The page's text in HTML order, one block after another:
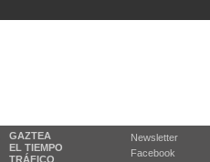
GAZTEA
EL TIEMPO
TRÁFICO
Newsletter
Facebook